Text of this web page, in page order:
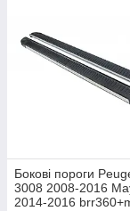
Бокові пороги
3008 2008-2016
2014-2016